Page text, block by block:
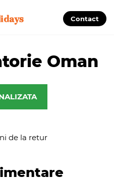
Contact
Oman
de la retur